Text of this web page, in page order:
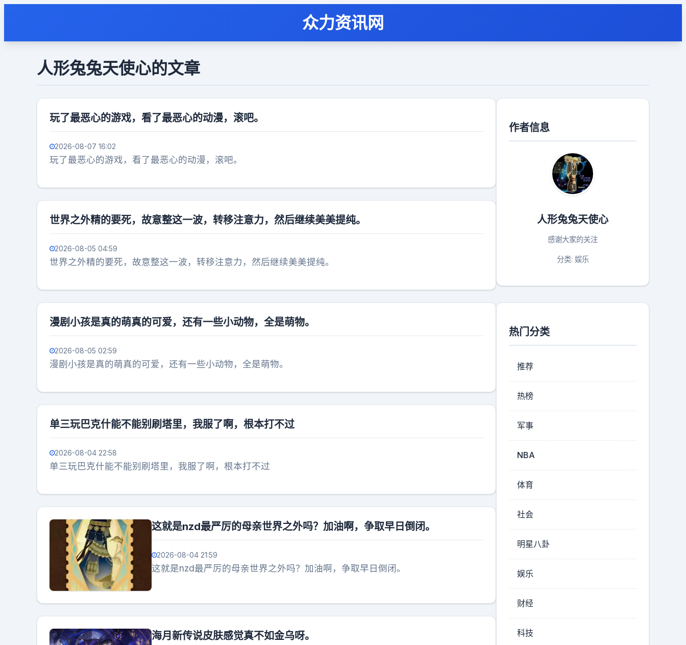
众力资讯网
人形兔兔天使心的文章
玩了最恶心的游戏，看了最恶心的动漫，滚吧。
2026-08-07 16:02
玩了最恶心的游戏，看了最恶心的动漫，滚吧。
世界之外精的要死，故意整这一波，转移注意力，然后继续美美提纯。
2026-08-05 04:59
世界之外精的要死，故意整这一波，转移注意力，然后继续美美提纯。
漫剧小孩是真的萌真的可爱，还有一些小动物，全是萌物。
2026-08-05 02:59
漫剧小孩是真的萌真的可爱，还有一些小动物，全是萌物。
单三玩巴克什能不能别刷塔里，我服了啊，根本打不过
2026-08-04 22:58
单三玩巴克什能不能别刷塔里，我服了啊，根本打不过
这就是nzd最严厉的母亲世界之外吗？加油啊，争取早日倒闭。
2026-08-04 21:59
这就是nzd最严厉的母亲世界之外吗？加油啊，争取早日倒闭。
海月新传说皮肤感觉真不如金乌呀。
作者信息
人形兔兔天使心
感谢大家的关注
分类: 娱乐
热门分类
推荐
热榜
军事
NBA
体育
社会
明星八卦
娱乐
财经
科技